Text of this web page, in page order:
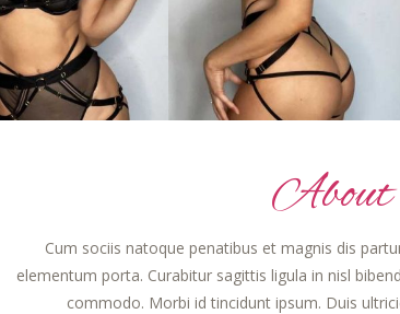
About
Cum sociis natoque penatibus et magnis dis
elementum porta. Curabitur sagittis ligula in nisl
commodo. Morbi id tincidunt ipsum. Duis